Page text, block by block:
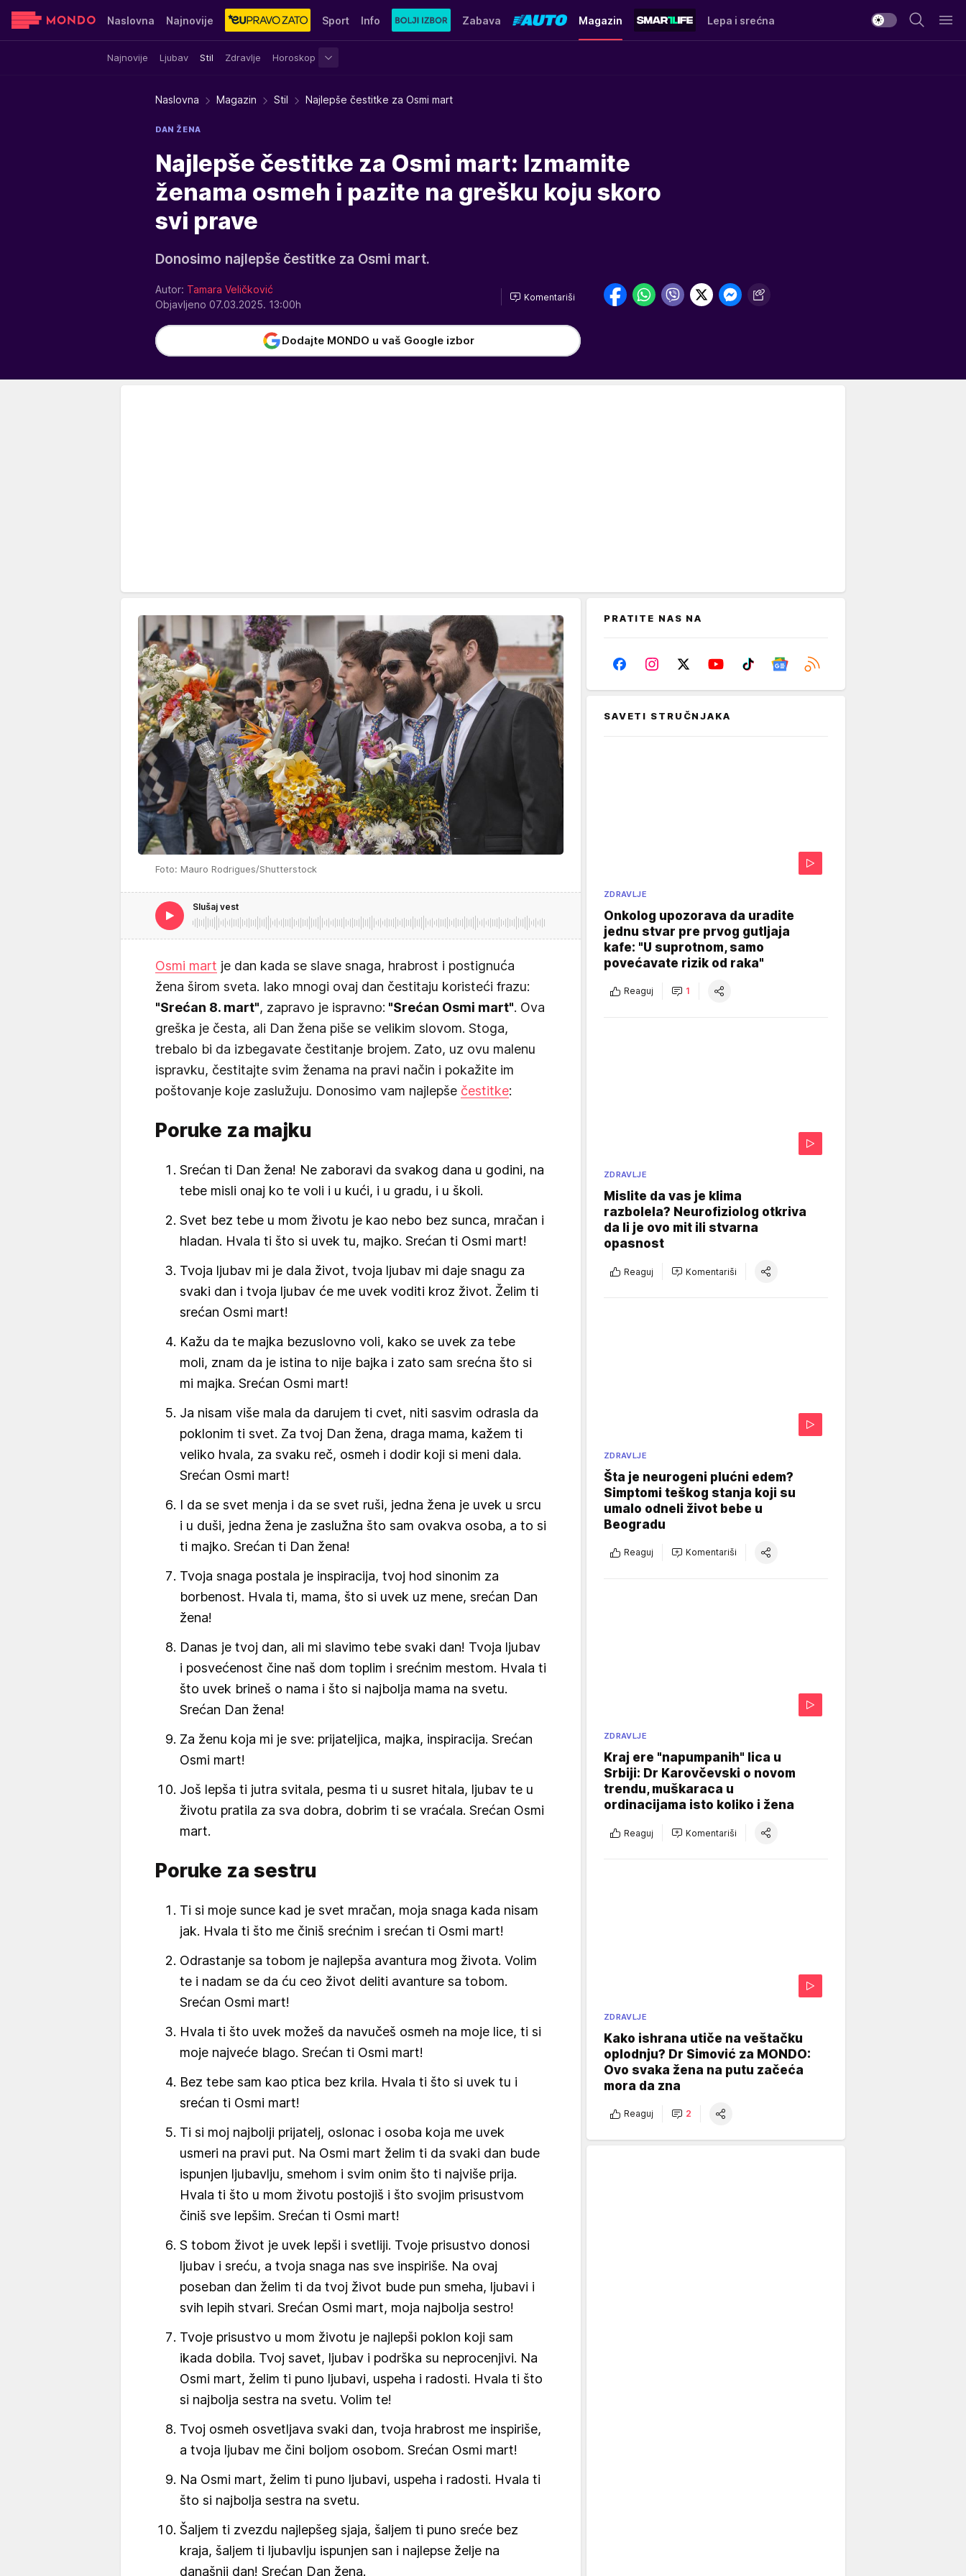
Naslovna Najnovije Sport Info Zabava Magazin
Najnovije Ljubav Stil Zdravlje Horoskop
Lepa i srećna
Sensa Stvar ukusa Yumama
Naslovna Magazin Stil Najlepše čestitke za Osmi mart
DAN ŽENA
Najlepše čestitke za Osmi mart: Izmamite
ženama osmeh i pazite na grešku koju skoro
svi prave
Donosimo najlepše čestitke za Osmi mart.
Autor: Tamara Veličković
Objavljeno 07.03.2025. 13:00h
Komentariši
Dodajte MONDO u vaš Google izbor
Foto: Mauro Rodrigues/Shutterstock
Slušaj vest
Osmi mart je dan kada se slave snaga, hrabrost i postignuća
žena širom sveta. Iako mnogi ovaj dan čestitaju koristeći frazu:
"Srećan 8. mart", zapravo je ispravno: "Srećan Osmi mart". Ova
greška je česta, ali Dan žena piše se velikim slovom. Stoga,
trebalo bi da izbegavate čestitanje brojem. Zato, uz ovu malenu
ispravku, čestitajte svim ženama na pravi način i pokažite im
poštovanje koje zaslužuju. Donosimo vam najlepše čestitke:
Poruke za majku
Srećan ti Dan žena! Ne zaboravi da svakog dana u godini, na
tebe misli onaj ko te voli i u kući, i u gradu, i u školi.
Svet bez tebe u mom životu je kao nebo bez sunca, mračan i
hladan. Hvala ti što si uvek tu, majko. Srećan ti Osmi mart!
Tvoja ljubav mi je dala život, tvoja ljubav mi daje snagu za
svaki dan i tvoja ljubav će me uvek voditi kroz život. Želim ti
srećan Osmi mart!
Kažu da te majka bezuslovno voli, kako se uvek za tebe
moli, znam da je istina to nije bajka i zato sam srećna što si
mi majka. Srećan Osmi mart!
Ja nisam više mala da darujem ti cvet, niti sasvim odrasla da
poklonim ti svet. Za tvoj Dan žena, draga mama, kažem ti
veliko hvala, za svaku reč, osmeh i dodir koji si meni dala.
Srećan Osmi mart!
I da se svet menja i da se svet ruši, jedna žena je uvek u srcu
i u duši, jedna žena je zaslužna što sam ovakva osoba, a to si
ti majko. Srećan ti Dan žena!
Tvoja snaga postala je inspiracija, tvoj hod sinonim za
borbenost. Hvala ti, mama, što si uvek uz mene, srećan Dan
žena!
Danas je tvoj dan, ali mi slavimo tebe svaki dan! Tvoja ljubav
i posvećenost čine naš dom toplim i srećnim mestom. Hvala ti
što uvek brineš o nama i što si najbolja mama na svetu.
Srećan Dan žena!
Za ženu koja mi je sve: prijateljica, majka, inspiracija. Srećan
Osmi mart!
Još lepša ti jutra svitala, pesma ti u susret hitala, ljubav te u
životu pratila za sva dobra, dobrim ti se vraćala. Srećan Osmi
mart.
Poruke za sestru
Ti si moje sunce kad je svet mračan, moja snaga kada nisam
jak. Hvala ti što me činiš srećnim i srećan ti Osmi mart!
Odrastanje sa tobom je najlepša avantura mog života. Volim
te i nadam se da ću ceo život deliti avanture sa tobom.
Srećan Osmi mart!
Hvala ti što uvek možeš da navučeš osmeh na moje lice, ti si
moje najveće blago. Srećan ti Osmi mart!
Bez tebe sam kao ptica bez krila. Hvala ti što si uvek tu i
srećan ti Osmi mart!
Ti si moj najbolji prijatelj, oslonac i osoba koja me uvek
usmeri na pravi put. Na Osmi mart želim ti da svaki dan bude
ispunjen ljubavlju, smehom i svim onim što ti najviše prija.
Hvala ti što u mom životu postojiš i što svojim prisustvom
činiš sve lepšim. Srećan ti Osmi mart!
S tobom život je uvek lepši i svetliji. Tvoje prisustvo donosi
ljubav i sreću, a tvoja snaga nas sve inspiriše. Na ovaj
poseban dan želim ti da tvoj život bude pun smeha, ljubavi i
svih lepih stvari. Srećan Osmi mart, moja najbolja sestro!
Tvoje prisustvo u mom životu je najlepši poklon koji sam
ikada dobila. Tvoj savet, ljubav i podrška su neprocenjivi. Na
Osmi mart, želim ti puno ljubavi, uspeha i radosti. Hvala ti što
si najbolja sestra na svetu. Volim te!
Tvoj osmeh osvetljava svaki dan, tvoja hrabrost me inspiriše,
a tvoja ljubav me čini boljom osobom. Srećan Osmi mart!
Na Osmi mart, želim ti puno ljubavi, uspeha i radosti. Hvala ti
što si najbolja sestra na svetu.
Šaljem ti zvezdu najlepšeg sjaja, šaljem ti puno sreće bez
kraja, šaljem ti ljubavlju ispunjen san i najlepse želje na
današnji dan! Srećan Dan žena.
PRATITE NAS NA
SAVETI STRUČNJAKA
ZDRAVLJE
Onkolog upozorava da uradite
jednu stvar pre prvog gutljaja
kafe: "U suprotnom, samo
povećavate rizik od raka"
Reaguj 1
ZDRAVLJE
Mislite da vas je klima
razbolela? Neurofiziolog otkriva
da li je ovo mit ili stvarna
opasnost
Reaguj Komentariši
ZDRAVLJE
Šta je neurogeni plućni edem?
Simptomi teškog stanja koji su
umalo odneli život bebe u
Beogradu
Reaguj Komentariši
ZDRAVLJE
Kraj ere "napumpanih" lica u
Srbiji: Dr Karovčevski o novom
trendu, muškaraca u
ordinacijama isto koliko i žena
Reaguj Komentariši
ZDRAVLJE
Kako ishrana utiče na veštačku
oplodnju? Dr Simović za MONDO:
Ovo svaka žena na putu začeća
mora da zna
Reaguj 2